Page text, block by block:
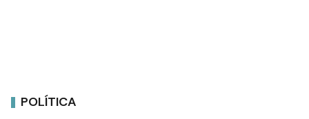
POLÍTICA